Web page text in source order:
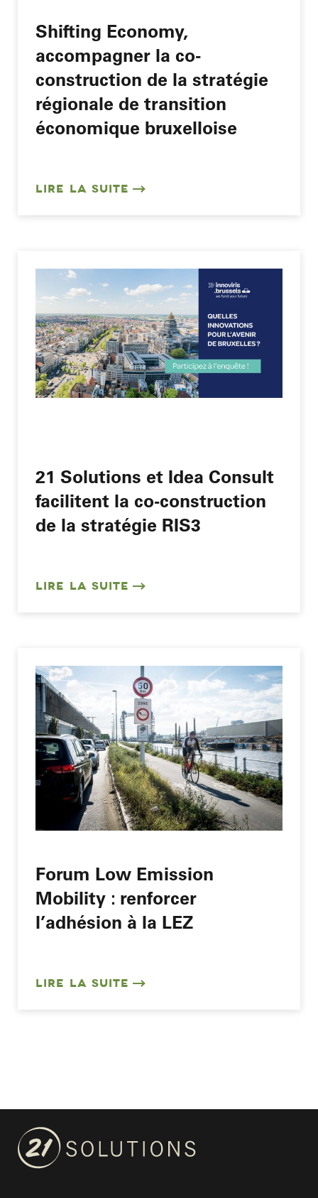
Shifting Economy,
accompagner la co-
construction de la stratégie
régionale de transition
économique bruxelloise
LIRE LA SUITE
21 Solutions et Idea Consult
facilitent la co-construction
de la stratégie RIS3
LIRE LA SUITE
Forum Low Emission
Mobility : renforcer
l’adhésion à la LEZ
LIRE LA SUITE